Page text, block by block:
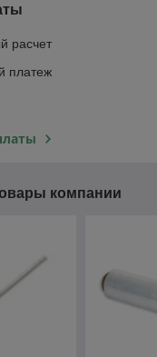
расчет
платеж
компании